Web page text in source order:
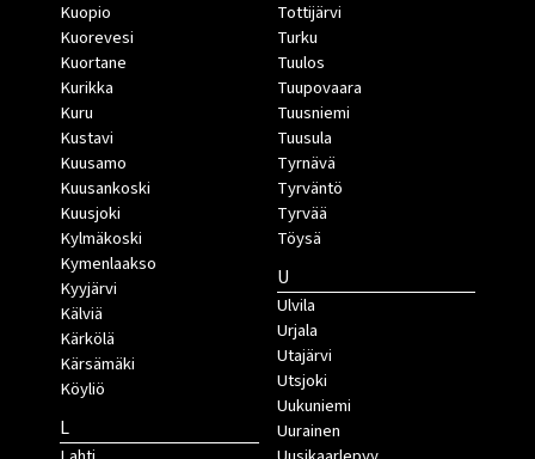
Kuopio
Kuorevesi
Kuortane
Kurikka
Kuru
Kustavi
Kuusamo
Kuusankoski
Kuusjoki
Kylmäkoski
Kymenlaakso
Kyyjärvi
Kälviä
Kärkölä
Kärsämäki
Köyliö
L
Tottijärvi
Turku
Tuulos
Tuupovaara
Tuusniemi
Tuusula
Tyrnävä
Tyrväntö
Tyrvää
Töysä
U
Ulvila
Urjala
Utajärvi
Utsjoki
Uukuniemi
Uurainen